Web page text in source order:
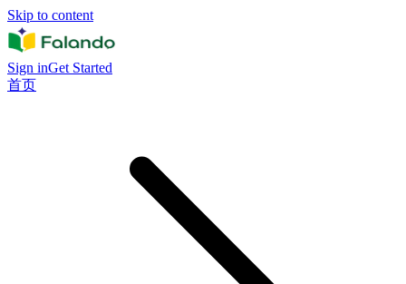
Skip to content
Sign inGet Started
首页